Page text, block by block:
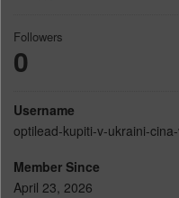
Followers
0
Username
optilead-kupiti-v-ukraini-
Member Since
April 23, 2026